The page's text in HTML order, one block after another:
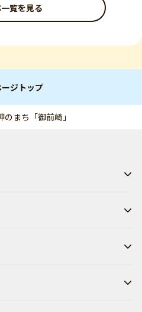
覧を見る
ジトップ
まち「御前崎」